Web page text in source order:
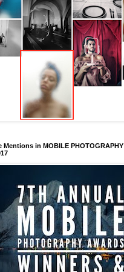
Mentions in MOBILE PHOTOGRAPHY